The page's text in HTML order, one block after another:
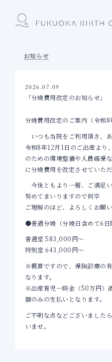
お知らせ
2026.07.09
「分娩費用改定のお知らせ」
分娩費用改定のご案内（令和8
いつも当院をご利用頂き、あ
令和8年12月1日のご出産より
のための環境整備や人員確保
に分娩費用を改定させていた
今後ともより一層、ご満足
努めてまいりますので何卒
ご理解のほど、よろしくお願
●普通分娩（分娩日含めて6日
普通室 583,000円～
特別室 643,000円～
※概算ですので、保険診療の
なります。
※出産育児一時金（50万円）
額のみの支払いとなります。
ご不明な点などございました
いませ。